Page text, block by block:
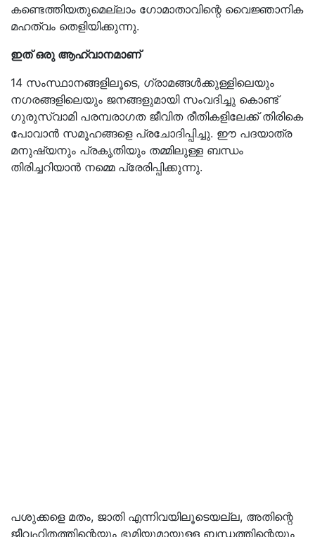
കണ്ടെത്തിയതുമെല്ലാം ഗോമാതാവിന്റെ വൈജ്ഞാനിക
മഹത്വം തെളിയിക്കുന്നു.
ഇത് ഒരു ആഹ്വാനമാണ്
14 സംസ്ഥാനങ്ങളിലൂടെ, ഗ്രാമങ്ങൾക്കുള്ളിലെയും
നഗരങ്ങളിലെയും ജനങ്ങളുമായി സംവദിച്ചു കൊണ്ട്
ഗുരുസ്വാമി പരമ്പരാഗത ജീവിത രീതികളിലേക്ക് തിരികെ
പോവാൻ സമൂഹങ്ങളെ പ്രചോദിപ്പിച്ചു. ഈ പദയാത്ര
മനുഷ്യനും പ്രകൃതിയും തമ്മിലുള്ള ബന്ധം
തിരിച്ചറിയാൻ നമ്മെ പ്രേരിപ്പിക്കുന്നു.
പശുക്കളെ മതം, ജാതി എന്നിവയിലൂടെയല്ല, അതിന്റെ
ജീവഹിതത്തിന്റെയും ഭൂമിയുമായുള്ള ബന്ധത്തിന്റെയും